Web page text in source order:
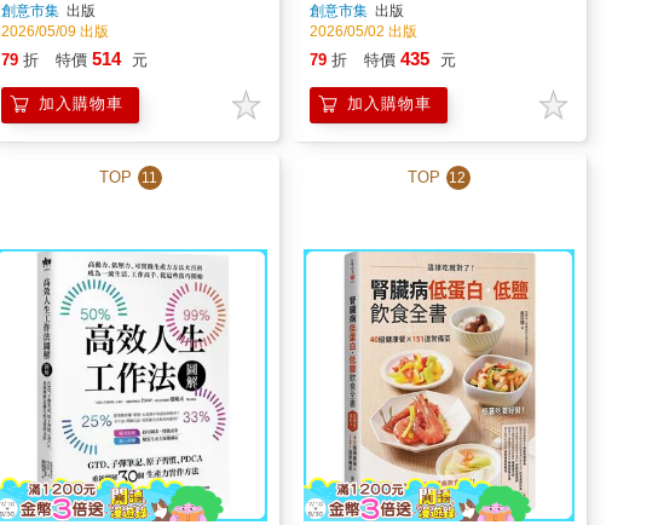
創意市集 出版
2026/05/09 出版
79 折 特價 514 元
加入購物車
創意市集 出版
2026/05/02 出版
79 折 特價 435 元
加入購物車
TOP 11 TOP 12